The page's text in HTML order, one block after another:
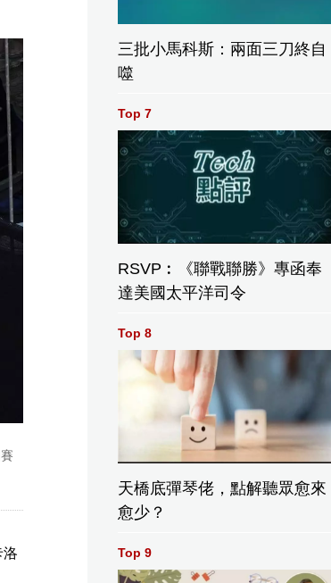
洛
三批小馬科斯：兩面三刀終自
噬
Top 7
RSVP︰《聯戰聯勝》專函奉
達美國太平洋司令
Top 8
天橋底彈琴佬，點解聽眾愈來
愈少？
Top 9